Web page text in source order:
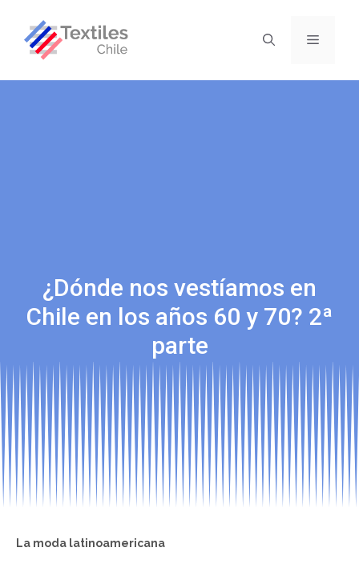
¿Dónde nos vestíamos en
Chile en los años 60 y 70? 2ª
parte
La moda latinoamericana